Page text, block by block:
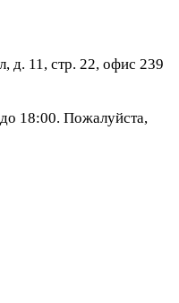
д. 11, стр. 22, офис 239
18:00. Пожалуйста,